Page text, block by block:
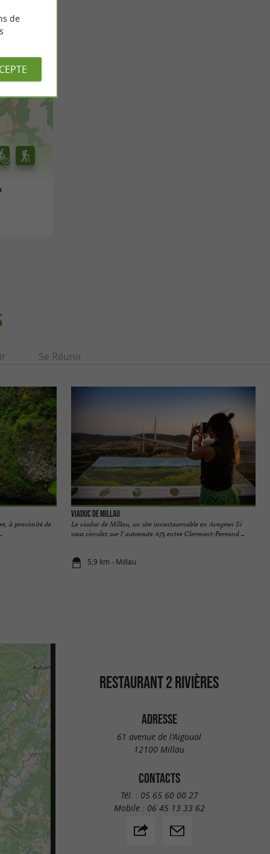
Se Réunir
à proximité de
Viaduc de Millau
Le viaduc de Millau, un site incontournable en Aveyron Si
vous circulez sur l' autoroute A75 entre Clermont-Ferrand ...
5,9 km - Millau
RESTAURANT 2 RIVIÈRES
ADRESSE
61 avenue de l'Aigoual
12100 Millau
CONTACTS
Tél. : 05 65 60 00 27
Mobile : 06 45 13 33 62
de